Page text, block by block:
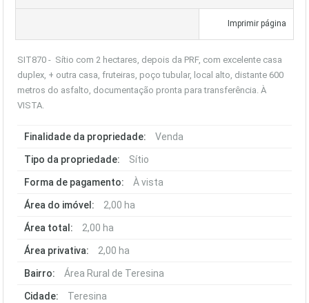
Imprimir página
SIT870 - Sítio com 2 hectares, depois da PRF, com excelente casa
duplex, + outra casa, fruteiras, poço tubular, local alto, distante 600
metros do asfalto, documentação pronta para transferência. À
VISTA.
Finalidade da propriedade: Venda
Tipo da propriedade: Sítio
Forma de pagamento: À vista
Área do imóvel: 2,00 ha
Área total: 2,00 ha
Área privativa: 2,00 ha
Bairro: Área Rural de Teresina
Cidade: Teresina